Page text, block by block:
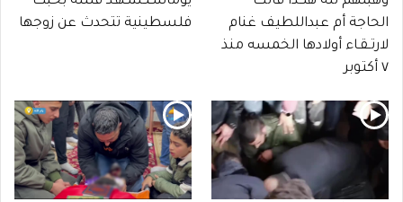
الحاجة أم عبداللطيف غنام
لارتـقـاء أولادها الخمسه منذ
٧ أكتوبر
فلسطينية تتحدث عن زوجها